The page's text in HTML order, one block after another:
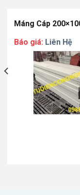
Máng Cáp
Báo giá: Liên Hệ